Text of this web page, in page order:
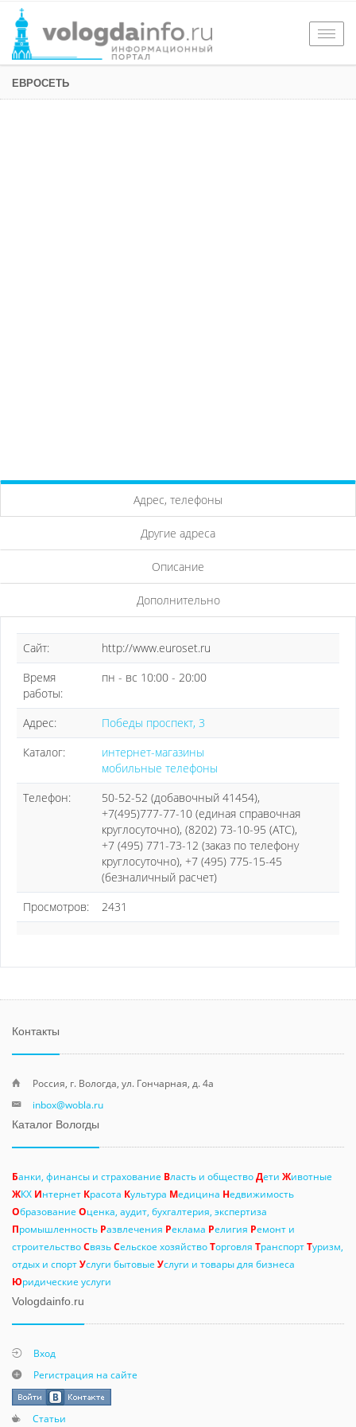
ЕВРОСЕТЬ
Адрес, телефоны
Другие адреса
Описание
Дополнительно
Сайт:
http://www.euroset.ru
Время
работы:
пн - вс 10:00 - 20:00
Адрес:
Победы проспект, 3
Каталог:
интернет-магазины
мобильные телефоны
Телефон:
50-52-52 (добавочный 41454),
+7(495)777-77-10 (единая справочная
круглосуточно), (8202) 73-10-95 (АТС),
+7 (495) 771-73-12 (заказ по телефону
круглосуточно), +7 (495) 775-15-45
(безналичный расчет)
Просмотров:
2431
Контакты
Россия, г. Вологда, ул. Гончарная, д. 4а
inbox@wobla.ru
Каталог Вологды
Банки, финансы и страхование Власть и обществоДети Животные
ЖКХ Интернет Красота Культура Медицина Недвижимость
Образование Оценка, аудит, бухгалтерия, экспертиза
Промышленность Развлечения Реклама Религия Ремонт и
строительствоСвязьСельское хозяйствоТорговля ТранспортТуризм,
отдых и спортУслуги бытовые Услуги и товары для бизнеса
Юридические услуги
Vologdainfo.ru
Вход
Регистрация на сайте
Статьи